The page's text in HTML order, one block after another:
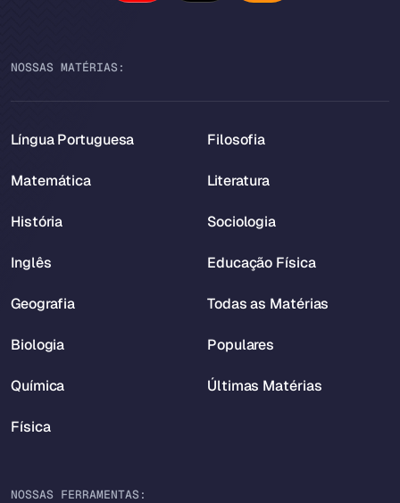
NOSSAS MATÉRIAS:
Língua Portuguesa
Matemática
História
Inglês
Geografia
Biologia
Química
Física
Filosofia
Literatura
Sociologia
Educação Física
Todas as Matérias
Populares
Últimas Matérias
NOSSAS FERRAMENTAS: